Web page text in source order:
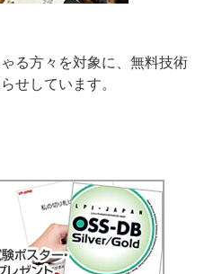
る方々を対象に、無料技術
せしています。